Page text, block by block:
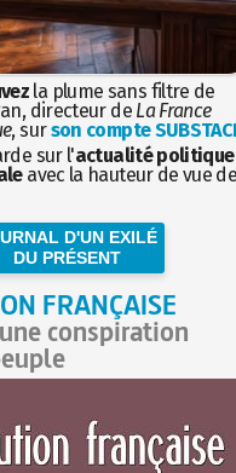
la plume sans filtre de
directeur de La France
, surson compte
sur l'actualité politique
avec la hauteur de vue
D'UN EXILÉ
DU PRÉSENT
FRANÇAISE
conspiration